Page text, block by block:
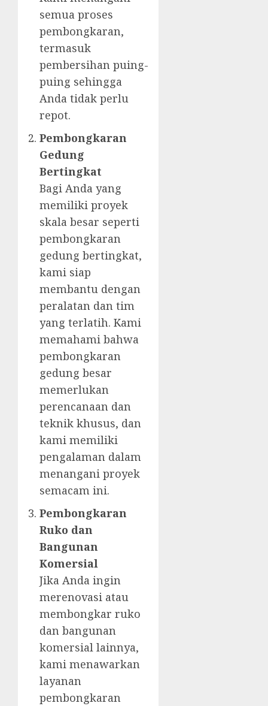
semua proses
pembongkaran,
termasuk
pembersihan puing-
puing sehingga
Anda tidak perlu
repot.
Pembongkaran
Gedung
Bertingkat
Bagi Anda yang
memiliki proyek
skala besar seperti
pembongkaran
gedung bertingkat,
kami siap
membantu dengan
peralatan dan tim
yang terlatih. Kami
memahami bahwa
pembongkaran
gedung besar
memerlukan
perencanaan dan
teknik khusus, dan
kami memiliki
pengalaman dalam
menangani proyek
semacam ini.
Pembongkaran
Ruko dan
Bangunan
Komersial
Jika Anda ingin
merenovasi atau
membongkar ruko
dan bangunan
komersial lainnya,
kami menawarkan
layanan
pembongkaran